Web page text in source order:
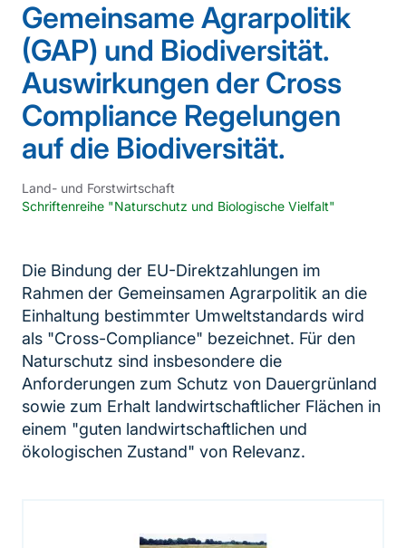
Gemeinsame Agrarpolitik
(GAP) und Biodiversität.
Auswirkungen der Cross
Compliance Regelungen
auf die Biodiversität.
Land- und Forstwirtschaft
Schriftenreihe "Naturschutz und Biologische Vielfalt"
Die Bindung der EU-Direktzahlungen im
Rahmen der Gemeinsamen Agrarpolitik an die
Einhaltung bestimmter Umweltstandards wird
als "Cross-Compliance" bezeichnet. Für den
Naturschutz sind insbesondere die
Anforderungen zum Schutz von Dauergrünland
sowie zum Erhalt landwirtschaftlicher Flächen in
einem "guten landwirtschaftlichen und
ökologischen Zustand" von Relevanz.